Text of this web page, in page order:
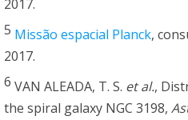
2017.
5 Missão espacial Planck,
2017.
6 VAN ALEADA, T. S. et al.,
the spiral galaxy NGC 3198,